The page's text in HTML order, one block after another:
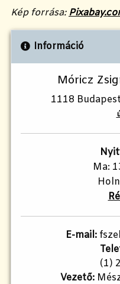
Kép forrása:
Információ
Móricz
1118
Ma:
E-mail:
(1)
Vezető: